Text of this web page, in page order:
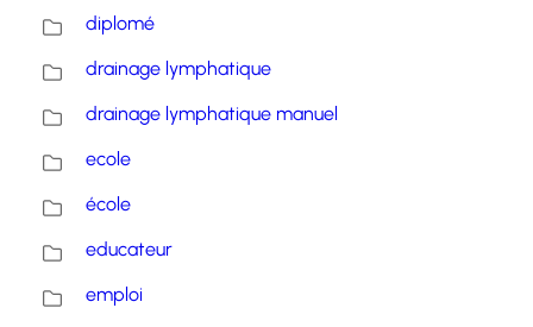
diplomé
drainage lymphatique
drainage lymphatique manuel
ecole
école
educateur
emploi